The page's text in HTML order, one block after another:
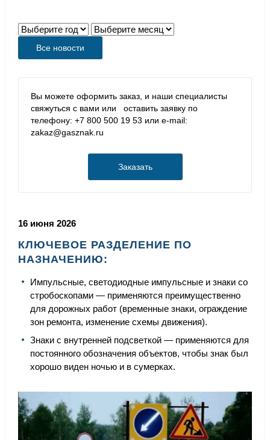
Все новости
Вы можете оформить заказ, и наши специалисты
свяжуться с вами или оставить заявку по
телефону: +7 800 500 19 53 или e-mail:
zakaz@gasznak.ru
Заказать
16 июня 2026
КЛЮЧЕВОЕ РАЗДЕЛЕНИЕ ПО
НАЗНАЧЕНИЮ:
Импульсные, светодиодные импульсные и знаки со
стробоскопами — применяются преимущественно
для дорожных работ (временные знаки, ограждение
зон ремонта, изменение схемы движения).
Знаки с внутренней подсветкой — применяются для
постоянного обозначения объектов, чтобы знак был
хорошо виден ночью и в сумерках.